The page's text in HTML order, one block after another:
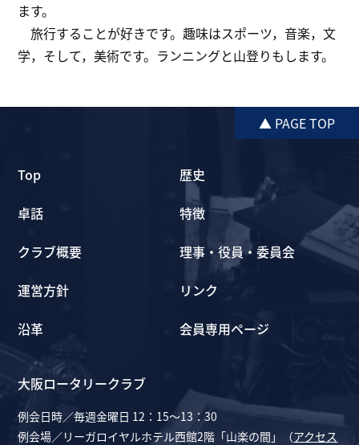
ます。
旅行することが好きです。趣味はスポーツ，音楽，文
学，そして，美術です。ランニングと山登りもします。
▲ PAGE TOP
Top
卓話
クラブ概要
運営方針
沿革
歴史
特徴
理事・役員・委員会
リンク
会員専用ページ
大阪ロータリークラブ
例会日時／毎週金曜日 12：15～13：30
例会場／リーガロイヤルホテル西館2階「山楽の間」（アクセス